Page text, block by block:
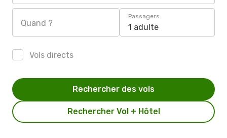
Quand ?
Passagers
1 adulte
Vols directs
Rechercher Vol + Hôtel
Rechercher des vols